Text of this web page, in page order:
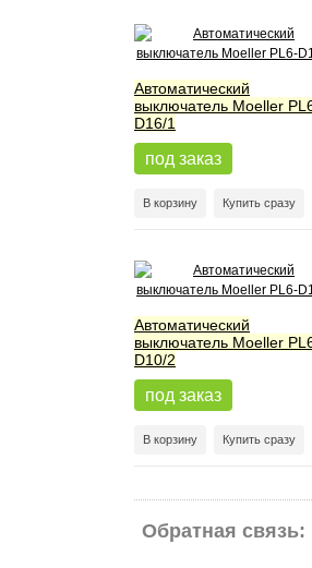
Автоматический
выключатель Moeller
D16/1
под заказ
В корзину Купить сразу
Автоматический
выключатель Moeller
D10/2
под заказ
В корзину Купить сразу
Обратная связь: